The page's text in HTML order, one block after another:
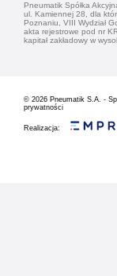
Pneumatik Spółka
ul. Kamiennej 28, dla
Poznaniu, VIII Wydział
akta rejestrowe pod nr
kapitał zakładowy w
© 2026 Pneumatik S.A. -
prywatności
Realizacja: